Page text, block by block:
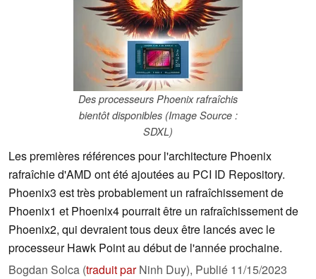
Des processeurs Phoenix rafraîchis
bientôt disponibles (Image Source :
SDXL)
Les premières références pour l'architecture Phoenix
rafraîchie d'AMD ont été ajoutées au PCI ID Repository.
Phoenix3 est très probablement un rafraîchissement de
Phoenix1 et Phoenix4 pourrait être un rafraîchissement de
Phoenix2, qui devraient tous deux être lancés avec le
processeur Hawk Point au début de l'année prochaine.
Bogdan Solca (traduit parNinh Duy), Publié 11/15/2023